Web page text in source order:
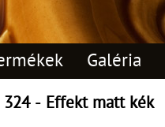
Galéria
324 - Effekt matt kék